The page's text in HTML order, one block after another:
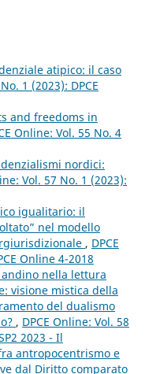
atipico: il caso
1 (2023): DPCE
and freedoms in
Online: Vol. 55 No. 4
nordici:
Vol. 57 No. 1 (2023):
igualitario: il
nel modello
, DPCE
Online 4-2018
nella lettura
visione mistica della
del dualismo
, DPCE Online: Vol. 58
2023 - Il
antropocentrismo e
dal Diritto comparato